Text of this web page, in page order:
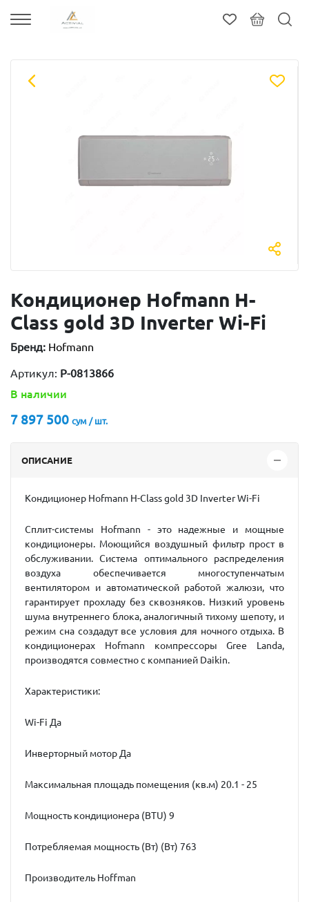
Кондиционер Hofmann H-
Class gold 3D Inverter Wi-Fi
Бренд: Hofmann
Артикул: P-0813866
В наличии
7 897 500 сум / шт.
ОПИСАНИЕ
Кондиционер Hofmann H-Class gold 3D Inverter Wi-Fi
Сплит-системы Hofmann - это надежные и мощные
кондиционеры. Моющийся воздушный фильтр прост в
обслуживании. Система оптимального распределения
воздуха обеспечивается многоступенчатым
вентилятором и автоматической работой жалюзи, что
гарантирует прохладу без сквозняков. Низкий уровень
шума внутреннего блока, аналогичный тихому шепоту, и
режим сна создадут все условия для ночного отдыха. В
кондиционерах Hofmann компрессоры Gree Landa,
производятся совместно с компанией Daikin.
Характеристики:
Wi-Fi Да
Инверторный мотор Да
Максимальная площадь помещения (кв.м) 20.1 - 25
Мощность кондиционера (BTU) 9
Потребляемая мощность (Вт) (Вт) 763
Производитель Hoffman